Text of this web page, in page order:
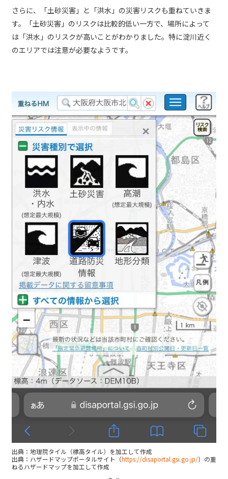
さらに、「土砂災害」と「洪水」の災害リスクも重ねていきま
す。「土砂災害」のリスクは比較的低い一方で、場所によって
は「洪水」のリスクが高いことがわかりました。特に淀川近く
のエリアでは注意が必要なようです。
出典：地理院タイル（標高タイル）を加工して作成
出典：ハザードマップポータルサイト（https://disaportal.gsi.go.jp/）の重
ねるハザードマップを加工して作成